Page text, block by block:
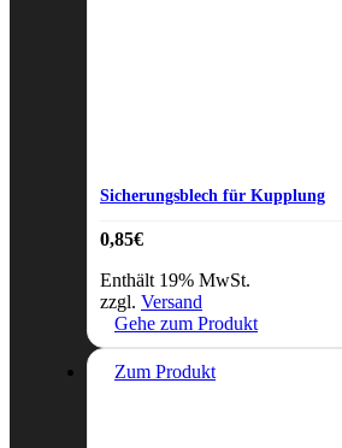
Sicherungsblech für Kupplung
0,85€
Enthält 19% MwSt.
zzgl. Versand
Gehe zum Produkt
Zum Produkt